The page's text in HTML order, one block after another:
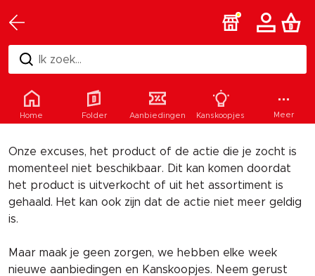
Ik zoek...
Helaas
Onze excuses, het product of de actie die je zocht is
momenteel niet beschikbaar. Dit kan komen doordat
het product is uitverkocht of uit het assortiment is
gehaald. Het kan ook zijn dat de actie niet meer geldig
is.
Maar maak je geen zorgen, we hebben elke week
nieuwe aanbiedingen en Kanskoopjes. Neem gerust
Home Folder Aanbiedingen Kanskoopjes Meer